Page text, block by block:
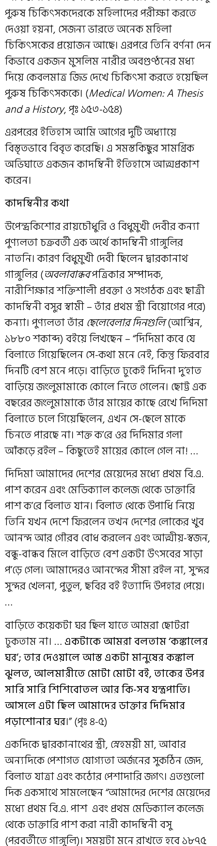
পুরুষ চিকিৎসকদেরকে মহিলাদের পরীক্ষা করতে
দেওয়া হয়না, সেজন্য ভারতে অনেক মহিলা
চিকিৎসকের প্রয়োজন আছে। এরপরে তিনি বর্ণনা দেন
কিভাবে একজন মুসলিম নারীর অবগুণ্ঠনের মধ্য
দিয়ে কেবলমাত্র জিভ দেখে চিকিৎসা করতে হয়েছিল
পুরুষ চিকিৎসককে। (Medical Women: A Thesis
and a History, পৃঃ ১৫৩-১৫৪)
এরপরের ইতিহাস আমি আগের দুটি অধ্যায়ে
বিস্তৃতভাবে বিবৃত করেছি। এ সমস্তকিছুর সামগ্রিক
অভিঘাতে একজন কাদম্বিনী ইতিহাসে আত্মপ্রকাশ
করেন।
কাদম্বিনীর কথা
উপেন্দ্রকিশোর রায়চৌধুরি ও বিধুমুখী দেবীর কন্যা
পুণ্যলতা চক্রবর্তী এক অর্থে কাদম্বিনী গাঙ্গুলির
নাতনি। কারণ বিধুমুখী দেবী ছিলেন দ্বারকানাথ
গাঙ্গুলির (অবলাবান্ধবপত্রিকার সম্পাদক,
নারীশিক্ষার শক্তিশালী প্রবক্তা ও সংগঠক এবং ছাত্রী
কাদম্বিনী বসুর স্বামী – তাঁর প্রথম স্ত্রী বিয়োগের পরে)
কন্যা। পুণ্যলতা তাঁরছেলেবেলার দিনগুলি(আশ্বিন,
১৮৮০ শকাব্দ) বইয়ে লিখছেন – “দিদিমা কবে যে
বিলাতে গিয়েছিলেন সে-কথা মনে নেই, কিন্তু ফিরবার
দিনটি বেশ মনে পড়ে। বাড়িতে ঢুকেই দিদিনা দু’হাত
বাড়িয়ে জংলুমামাকে কোলে নিতে গেলেন। ছোট্ট এক
বছরের জংলুমামাকে তাঁর মায়ের কাছে রেখে দিদিমা
বিলাতে চলে গিয়েছিলেন, এখন সে-ছেলে মাকে
চিনতে পারছে না। শক্ত ক’রে ওর দিদিমার গলা
আঁকড়ে রইল – কিছুতেই মায়ের কোলে গেল না! …
দিদিমা আমাদের দেশের মেয়েদের মধ্যে প্রথম বি.এ.
পাশ করেন এবং মেডিক্যাল কলেজ থেকে ডাক্তারি
পাশ ক’রে বিলাত যান। বিলাত থেকে উপাধি নিয়ে
তিনি যখন দেশে ফিরলেন তখন দেশের লোকের খুব
আনন্দ আর গৌরব বোধ করলেন এবং আত্মীয়-স্বজন,
বন্ধু-বান্ধব মিলে বাড়িতে বেশ একটা উৎসবের সাড়া
প’ড়ে গেল। আমাদেরও আনন্দের সীমা রইল না, সুন্দর
সুন্দর খেলনা, পুতুল, ছবির বই ইত্যাদি উপহার পেয়ে।
…
বাড়িতে কয়েকটা ঘর ছিল যাতে আমরা ছোটরা
ঢুকতাম না। …একটাকে আমরা বলতাম ‘কঙ্কালের
ঘর’; তার দেওয়ালে আস্ত একটা মানুষের কঙ্কাল
ঝুলত, আলমারীতে মোটা মোটা বই, তাকের উপর
সারি সারি শিশিবোতল আর কি-সব যন্ত্রপাতি।
আসলে এটা ছিল আমাদের ডাক্তার দিদিমার
পড়াশোনার ঘর।” (পৃঃ ৪-৫)
একদিকে দ্বারকানাথের স্ত্রী, স্নেহময়ী মা, আবার
অন্যদিকে পেশাগত যোগ্যতা অর্জনের সুকঠিন জেদ,
বিলাত যাত্রা এবং কঠোর পেশাদারি জগৎ। এতগুলো
দিক একসাথে সামলেছেন “আমাদের দেশের মেয়েদের
মধ্যে প্রথম বি.এ. পাশ এবং প্রথম মেডিক্যাল কলেজ
থেকে ডাক্তারি পাশ করা নারী কাদম্বিনী বসু
(পরবর্তীতে গাঙ্গুলি)। সময়টা মনে রাখতে হবে ১৮৭৫